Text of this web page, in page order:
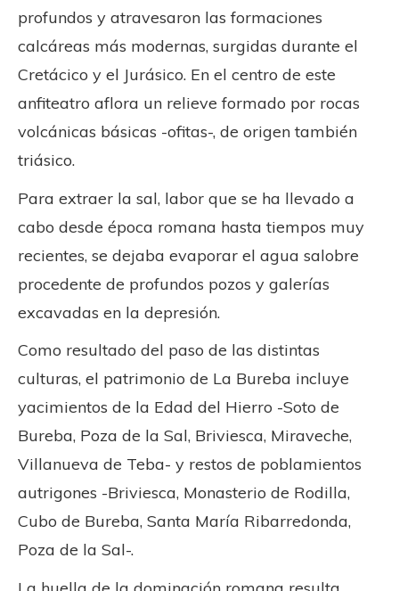
profundos y atravesaron las formaciones
calcáreas más modernas, surgidas durante el
Cretácico y el Jurásico. En el centro de este
anfiteatro aflora un relieve formado por rocas
volcánicas básicas -ofitas-, de origen también
triásico.
Para extraer la sal, labor que se ha llevado a
cabo desde época romana hasta tiempos muy
recientes, se dejaba evaporar el agua salobre
procedente de profundos pozos y galerías
excavadas en la depresión.
Como resultado del paso de las distintas
culturas, el patrimonio de La Bureba incluye
yacimientos de la Edad del Hierro -Soto de
Bureba, Poza de la Sal, Briviesca, Miraveche,
Villanueva de Teba- y restos de poblamientos
autrigones -Briviesca, Monasterio de Rodilla,
Cubo de Bureba, Santa María Ribarredonda,
Poza de la Sal-.